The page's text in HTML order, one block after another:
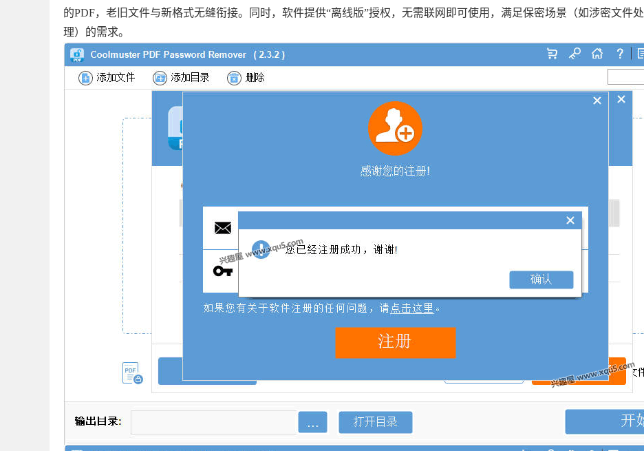
的PDF，老旧文件与新格式无缝衔接。同时，软件提供“离线版”授权，无需联网即可使用，满足保密场景（如涉密文件处
理）的需求。